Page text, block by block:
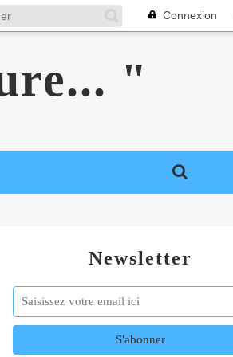
Connexion
"
Newsletter